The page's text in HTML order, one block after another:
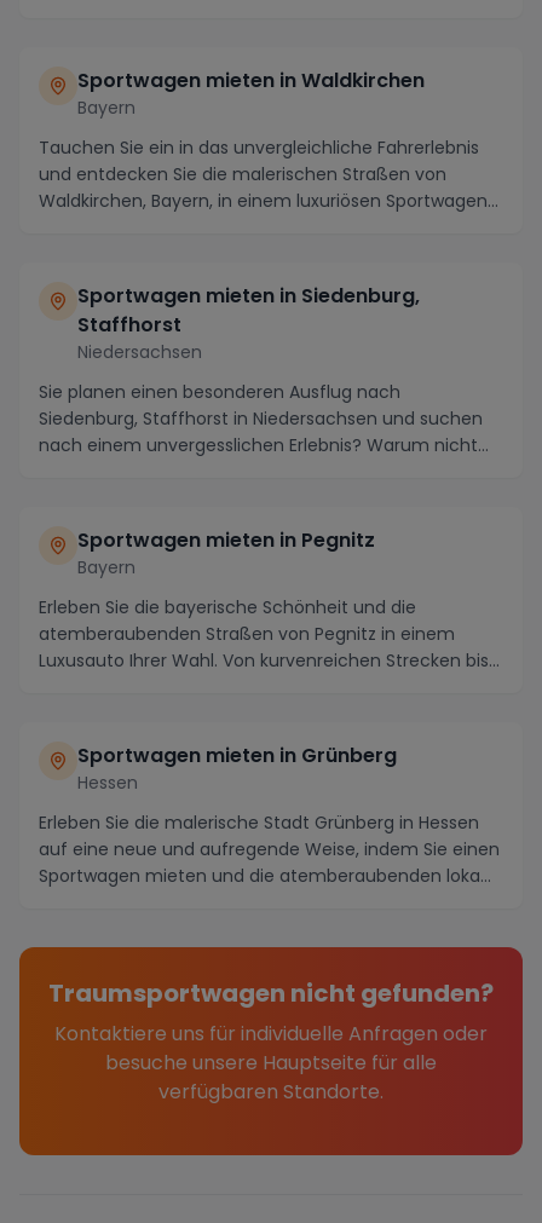
Sportwagen mieten in Waldkirchen
Bayern
Tauchen Sie ein in das unvergleichliche Fahrerlebnis
und entdecken Sie die malerischen Straßen von
Waldkirchen, Bayern, in einem luxuriösen Sportwagen...
Sportwagen mieten in Siedenburg,
Staffhorst
Niedersachsen
Sie planen einen besonderen Ausflug nach
Siedenburg, Staffhorst in Niedersachsen und suchen
nach einem unvergesslichen Erlebnis? Warum nicht
Sportwagen mieten in Pegnitz
Bayern
Erleben Sie die bayerische Schönheit und die
atemberaubenden Straßen von Pegnitz in einem
Luxusauto Ihrer Wahl. Von kurvenreichen Strecken bis
Sportwagen mieten in Grünberg
Hessen
Erleben Sie die malerische Stadt Grünberg in Hessen
auf eine neue und aufregende Weise, indem Sie einen
Sportwagen mieten und die atemberaubenden loka...
Traumsportwagen nicht gefunden?
Kontaktiere uns für individuelle Anfragen oder
besuche unsere Hauptseite für alle
verfügbaren Standorte.